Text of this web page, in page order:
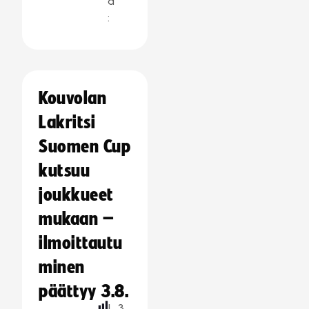
:
Kouvolan
Lakritsi
Suomen Cup
kutsuu
joukkueet
mukaan –
ilmoittautu
minen
päättyy 3.8.